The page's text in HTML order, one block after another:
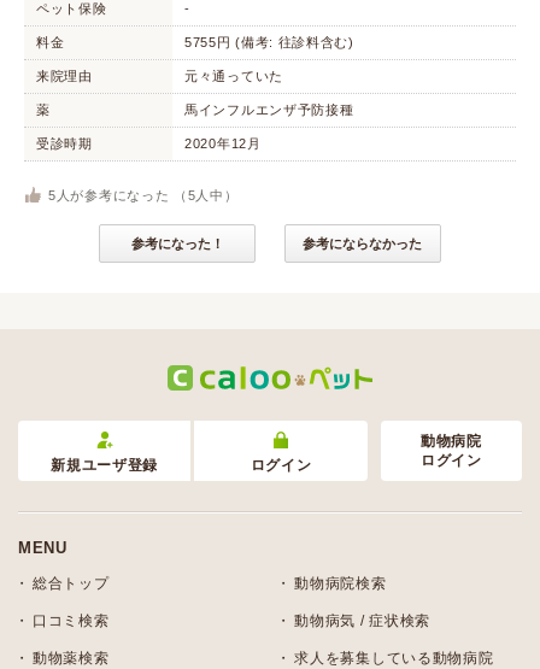
ペット保険 -
料金 5755円 (備考: 往診料含む)
来院理由 元々通っていた
薬 馬インフルエンザ予防接種
受診時期 2020年12月
5 人が参考になった （ 5 人中）
参考になった！ 参考にならなかった
新規ユーザ登録 ログイン
動物病院
ログイン
MENU
総合トップ 動物病院検索
口コミ検索 動物病気 / 症状検索
動物薬検索 求人を募集している動物病院